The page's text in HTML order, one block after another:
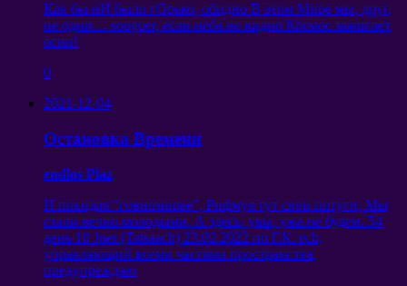
Как бы нИ было гОрько, обидно В этом Мире мы, друг,
не одни… souguer, если неба не видно Космос зажигает
огни!
0
2021-12-04
Остановка Времени
endlos Plaz
И покидая “говномирье”, Рифмуя тут свои потуги, Мы
стали вечно молодыми, А здесь, увы, уже не будем. 54
день 10 Joer (Tatsaach) 23.02.2022 по Г.К. ech,
управляющий всеми частями пространства,
предупреждаю